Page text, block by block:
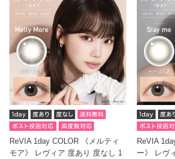
ReVIA 1day COLOR 《メルティ
モア》 レヴィア 度あり 度なし 1
ReVIA
ー》 レヴ